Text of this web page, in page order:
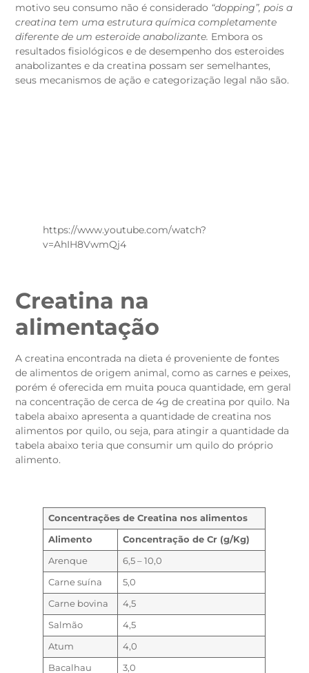
motivo seu consumo não é considerado “dopping”, pois a
creatina tem uma estrutura química completamente
diferente de um esteroide anabolizante. Embora os
resultados fisiológicos e de desempenho dos esteroides
anabolizantes e da creatina possam ser semelhantes,
seus mecanismos de ação e categorização legal não são.
https://www.youtube.com/watch?
v=AhIH8VwmQj4
Creatina na
alimentação
A creatina encontrada na dieta é proveniente de fontes
de alimentos de origem animal, como as carnes e peixes,
porém é oferecida em muita pouca quantidade, em geral
na concentração de cerca de 4g de creatina por quilo. Na
tabela abaixo apresenta a quantidade de creatina nos
alimentos por quilo, ou seja, para atingir a quantidade da
tabela abaixo teria que consumir um quilo do próprio
alimento.
Concentrações de Creatina nos alimentos
Alimento Concentração de Cr (g/Kg)
Arenque 6,5 – 10,0
Carne suína 5,0
Carne bovina 4,5
Salmão 4,5
Atum 4,0
Bacalhau 3,0